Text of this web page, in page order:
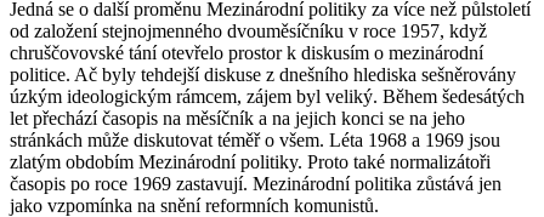
Jedná se o další proměnu Mezinárodní politiky za více než půlstoletí
od založení stejnojmenného dvouměsíčníku v roce 1957, když
chruščovovské tání otevřelo prostor k diskusím o mezinárodní
politice. Ač byly tehdejší diskuse z dnešního hlediska sešněrovány
úzkým ideologickým rámcem, zájem byl veliký. Během šedesátých
let přechází časopis na měsíčník a na jejich konci se na jeho
stránkách může diskutovat téměř o všem. Léta 1968 a 1969 jsou
zlatým obdobím Mezinárodní politiky. Proto také normalizátoři
časopis po roce 1969 zastavují. Mezinárodní politika zůstává jen
jako vzpomínka na snění reformních komunistů.